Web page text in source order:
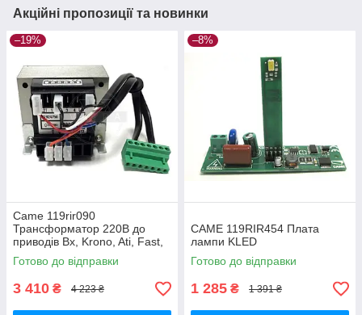
Акційні пропозиції та новинки
–19%
Came 119rir090
Трансформатор 220В до
приводів Bx, Krono, Ati, Fast,
Ferni 31925590
Готово до відправки
3 410 ₴ 4 223 ₴
–8%
CAME 119RIR454 Плата
лампи KLED
Готово до відправки
1 285 ₴ 1 391 ₴